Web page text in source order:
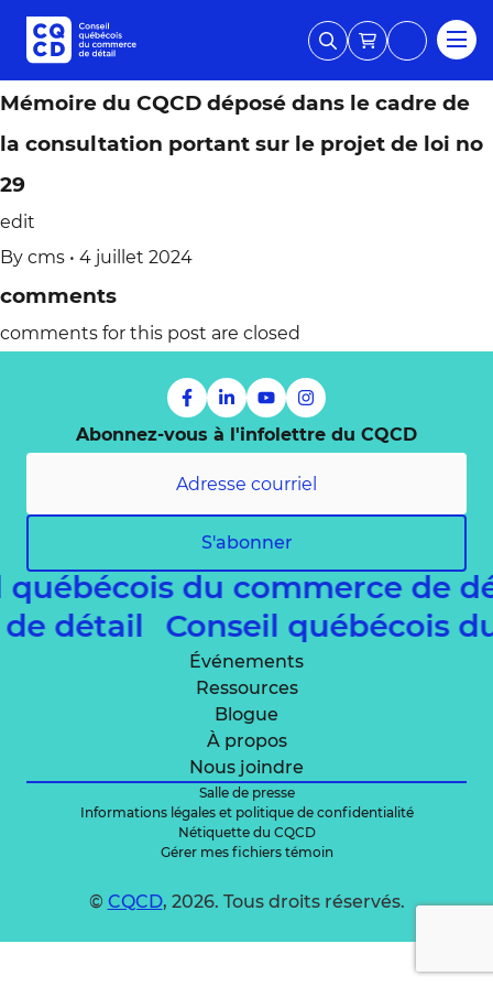
Mémoire du CQCD déposé dans le cadre de
la consultation portant sur le projet de loi no
29
edit
By cms • 4 juillet 2024
comments
comments for this post are closed
Abonnez-vous à l'infolettre du CQCD
S'abonner
québécois du commerce de
de détail
Conseil québécois
Événements
Ressources
Blogue
À propos
Nous joindre
Salle de presse
Informations légales et politique de confidentialité
Nétiquette du CQCD
Gérer mes fichiers témoin
© CQCD, 2026. Tous droits réservés.